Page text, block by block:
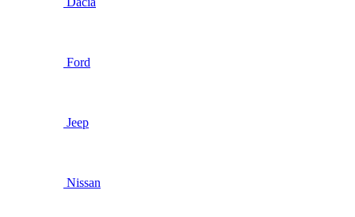
Ford
Jeep
Nissan